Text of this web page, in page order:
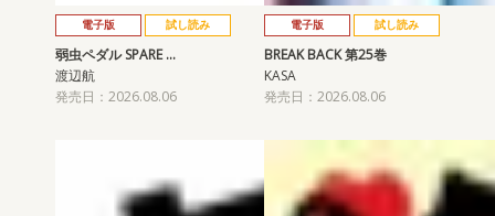
電子版 試し読み
弱虫ペダル SPARE …
渡辺航
発売日：2026.08.06
電子版 試し読み
BREAK BACK 第25巻
KASA
発売日：2026.08.06